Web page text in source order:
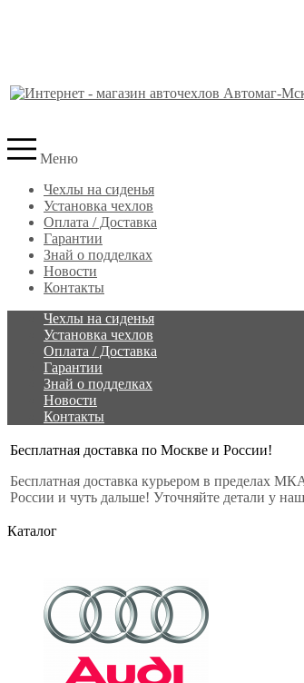
Меню
Чехлы на сиденья
Установка чехлов
Оплата / Доставка
Гарантии
Знай о подделках
Новости
Контакты
Чехлы на сиденья
Установка чехлов
Оплата / Доставка
Гарантии
Знай о подделках
Новости
Контакты
Бесплатная доставка по Москве и России!
Бесплатная доставка курьером в пределах
России и чуть дальше! Уточняйте детали у
Каталог